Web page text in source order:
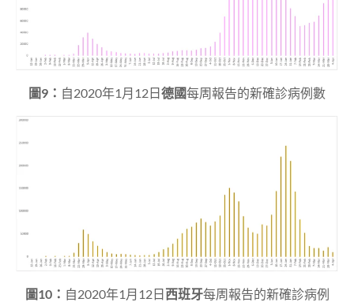
圖9： 自2020年1月12日德國每周報告的新確診病例數
圖10： 自2020年1月12日西班牙每周報告的新確診病例